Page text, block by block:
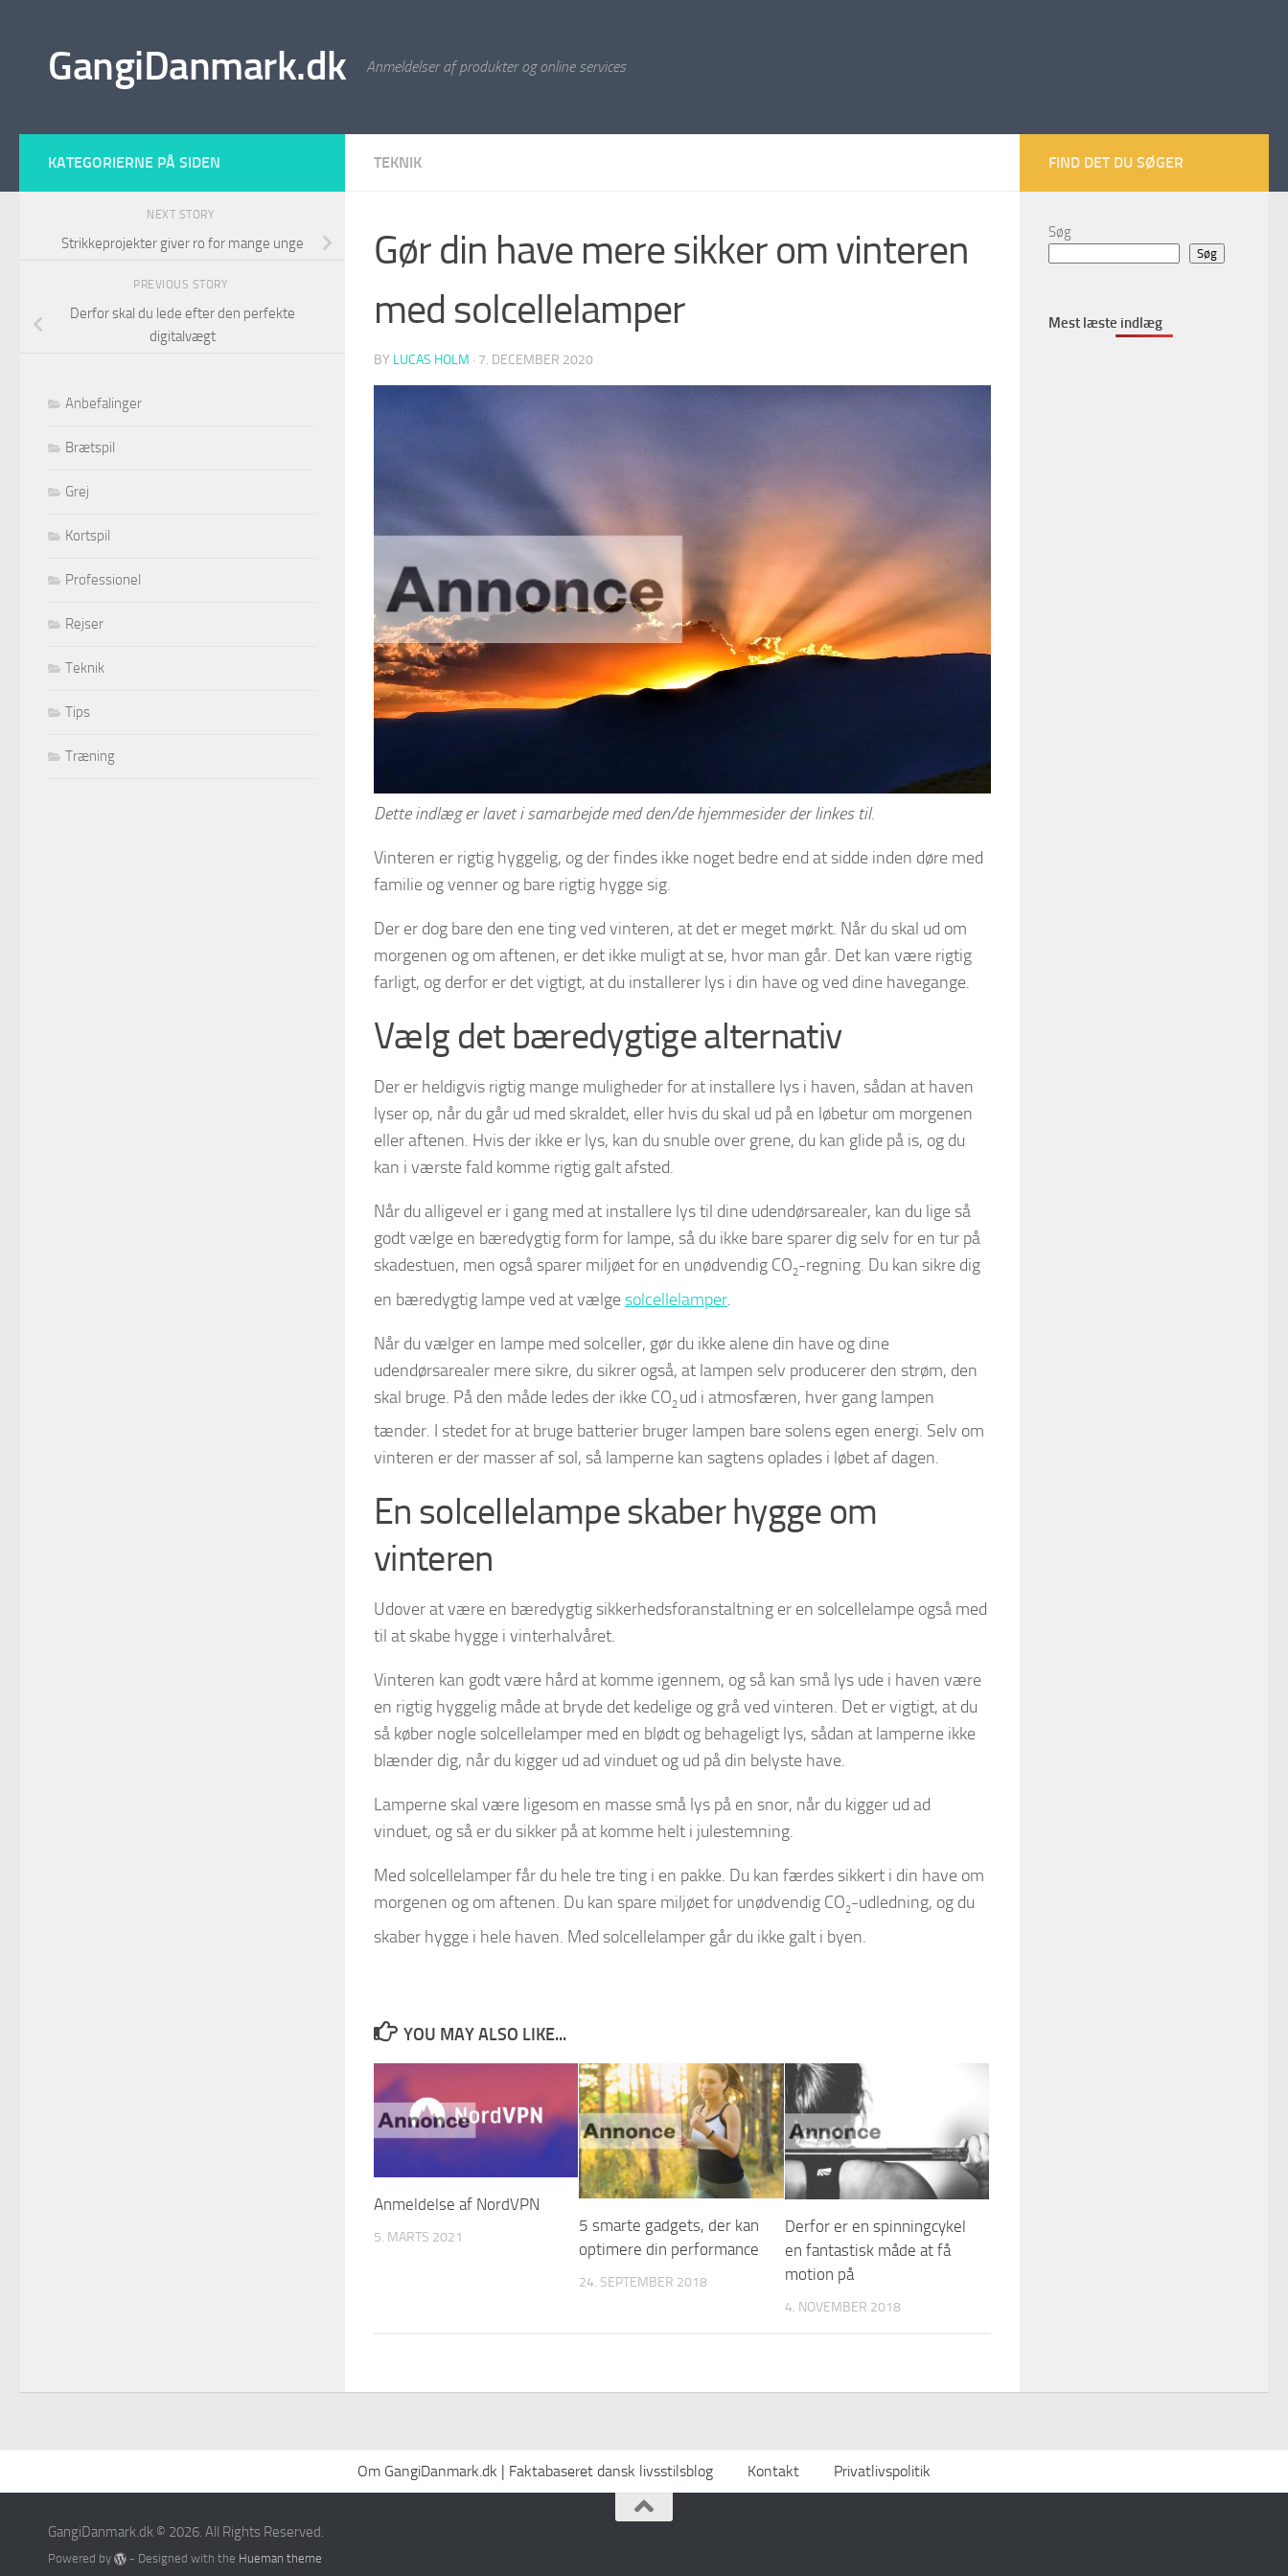
GangiDanmark.dk Anmeldelser af produkter og online services
TEKNIK
Gør din have mere sikker om vinteren
med solcellelamper
BY LUCAS HOLM · 7. DECEMBER 2020
Dette indlæg er lavet i samarbejde med den/de hjemmesider der linkes til.
Vinteren er rigtig hyggelig, og der findes ikke noget bedre end at sidde inden døre med
familie og venner og bare rigtig hygge sig.
Der er dog bare den ene ting ved vinteren, at det er meget mørkt. Når du skal ud om
morgenen og om aftenen, er det ikke muligt at se, hvor man går. Det kan være rigtig
farligt, og derfor er det vigtigt, at du installerer lys i din have og ved dine havegange.
Vælg det bæredygtige alternativ
Der er heldigvis rigtig mange muligheder for at installere lys i haven, sådan at haven
lyser op, når du går ud med skraldet, eller hvis du skal ud på en løbetur om morgenen
eller aftenen. Hvis der ikke er lys, kan du snuble over grene, du kan glide på is, og du
kan i værste fald komme rigtig galt afsted.
Når du alligevel er i gang med at installere lys til dine udendørsarealer, kan du lige så
godt vælge en bæredygtig form for lampe, så du ikke bare sparer dig selv for en tur på
skadestuen, men også sparer miljøet for en unødvendig CO2-regning. Du kan sikre dig
en bæredygtig lampe ved at vælgesolcellelamper.
Når du vælger en lampe med solceller, gør du ikke alene din have og dine
udendørsarealer mere sikre, du sikrer også, at lampen selv producerer den strøm, den
skal bruge. På den måde ledes der ikke CO2 ud i atmosfæren, hver gang lampen
tænder. I stedet for at bruge batterier bruger lampen bare solens egen energi. Selv om
vinteren er der masser af sol, så lamperne kan sagtens oplades i løbet af dagen.
En solcellelampe skaber hygge om
vinteren
Udover at være en bæredygtig sikkerhedsforanstaltning er en solcellelampe også med
til at skabe hygge i vinterhalvåret.
Vinteren kan godt være hård at komme igennem, og så kan små lys ude i haven være
en rigtig hyggelig måde at bryde det kedelige og grå ved vinteren. Det er vigtigt, at du
så køber nogle solcellelamper med en blødt og behageligt lys, sådan at lamperne ikke
blænder dig, når du kigger ud ad vinduet og ud på din belyste have.
Lamperne skal være ligesom en masse små lys på en snor, når du kigger ud ad
vinduet, og så er du sikker på at komme helt i julestemning.
Med solcellelamper får du hele tre ting i en pakke. Du kan færdes sikkert i din have om
morgenen og om aftenen. Du kan spare miljøet for unødvendig CO2-udledning, og du
skaber hygge i hele haven. Med solcellelamper går du ikke galt i byen.
YOU MAY ALSO LIKE...
Anmeldelse af NordVPN
5. MARTS 2021
5 smarte gadgets, der kan
optimere din performance
24. SEPTEMBER 2018
Derfor er en spinningcykel
en fantastisk måde at få
motion på
4. NOVEMBER 2018
KATEGORIERNE PÅ SIDEN
NEXT STORY
Strikkeprojekter giver ro for mange unge
PREVIOUS STORY
Derfor skal du lede efter den perfekte
digitalvægt
Anbefalinger
Brætspil
Grej
Kortspil
Professionel
Rejser
Teknik
Tips
Træning
FIND DET DU SØGER
Søg
Søg
Mest læste indlæg
Om GangiDanmark.dk | Faktabaseret dansk livsstilsblog Kontakt Privatlivspolitik
GangiDanmark.dk © 2026. All Rights Reserved.
Powered by - Designed with the Hueman theme